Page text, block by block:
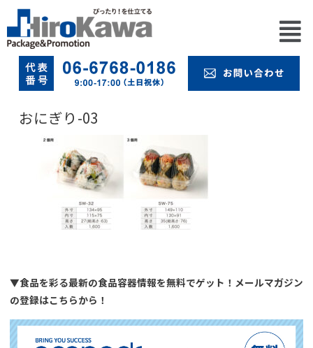
おにぎり-03
▼食品を彩る最新の食品容器情報を無料でゲット！メールマガジン
の登録はこちらから！